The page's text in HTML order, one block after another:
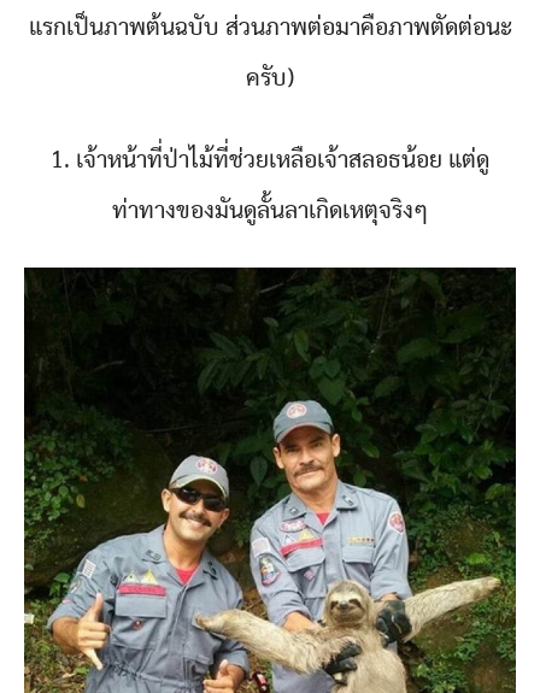
แรกเป็นภาพต้นฉบับ ส่วนภาพต่อมาคือภาพตัดต่อนะ
ครับ)
1. เจ้าหน้าที่ป่าไม้ที่ช่วยเหลือเจ้าสลอธน้อย แต่ดู
ท่าทางของมันดูลั้นลาเกิดเหตุจริงๆ